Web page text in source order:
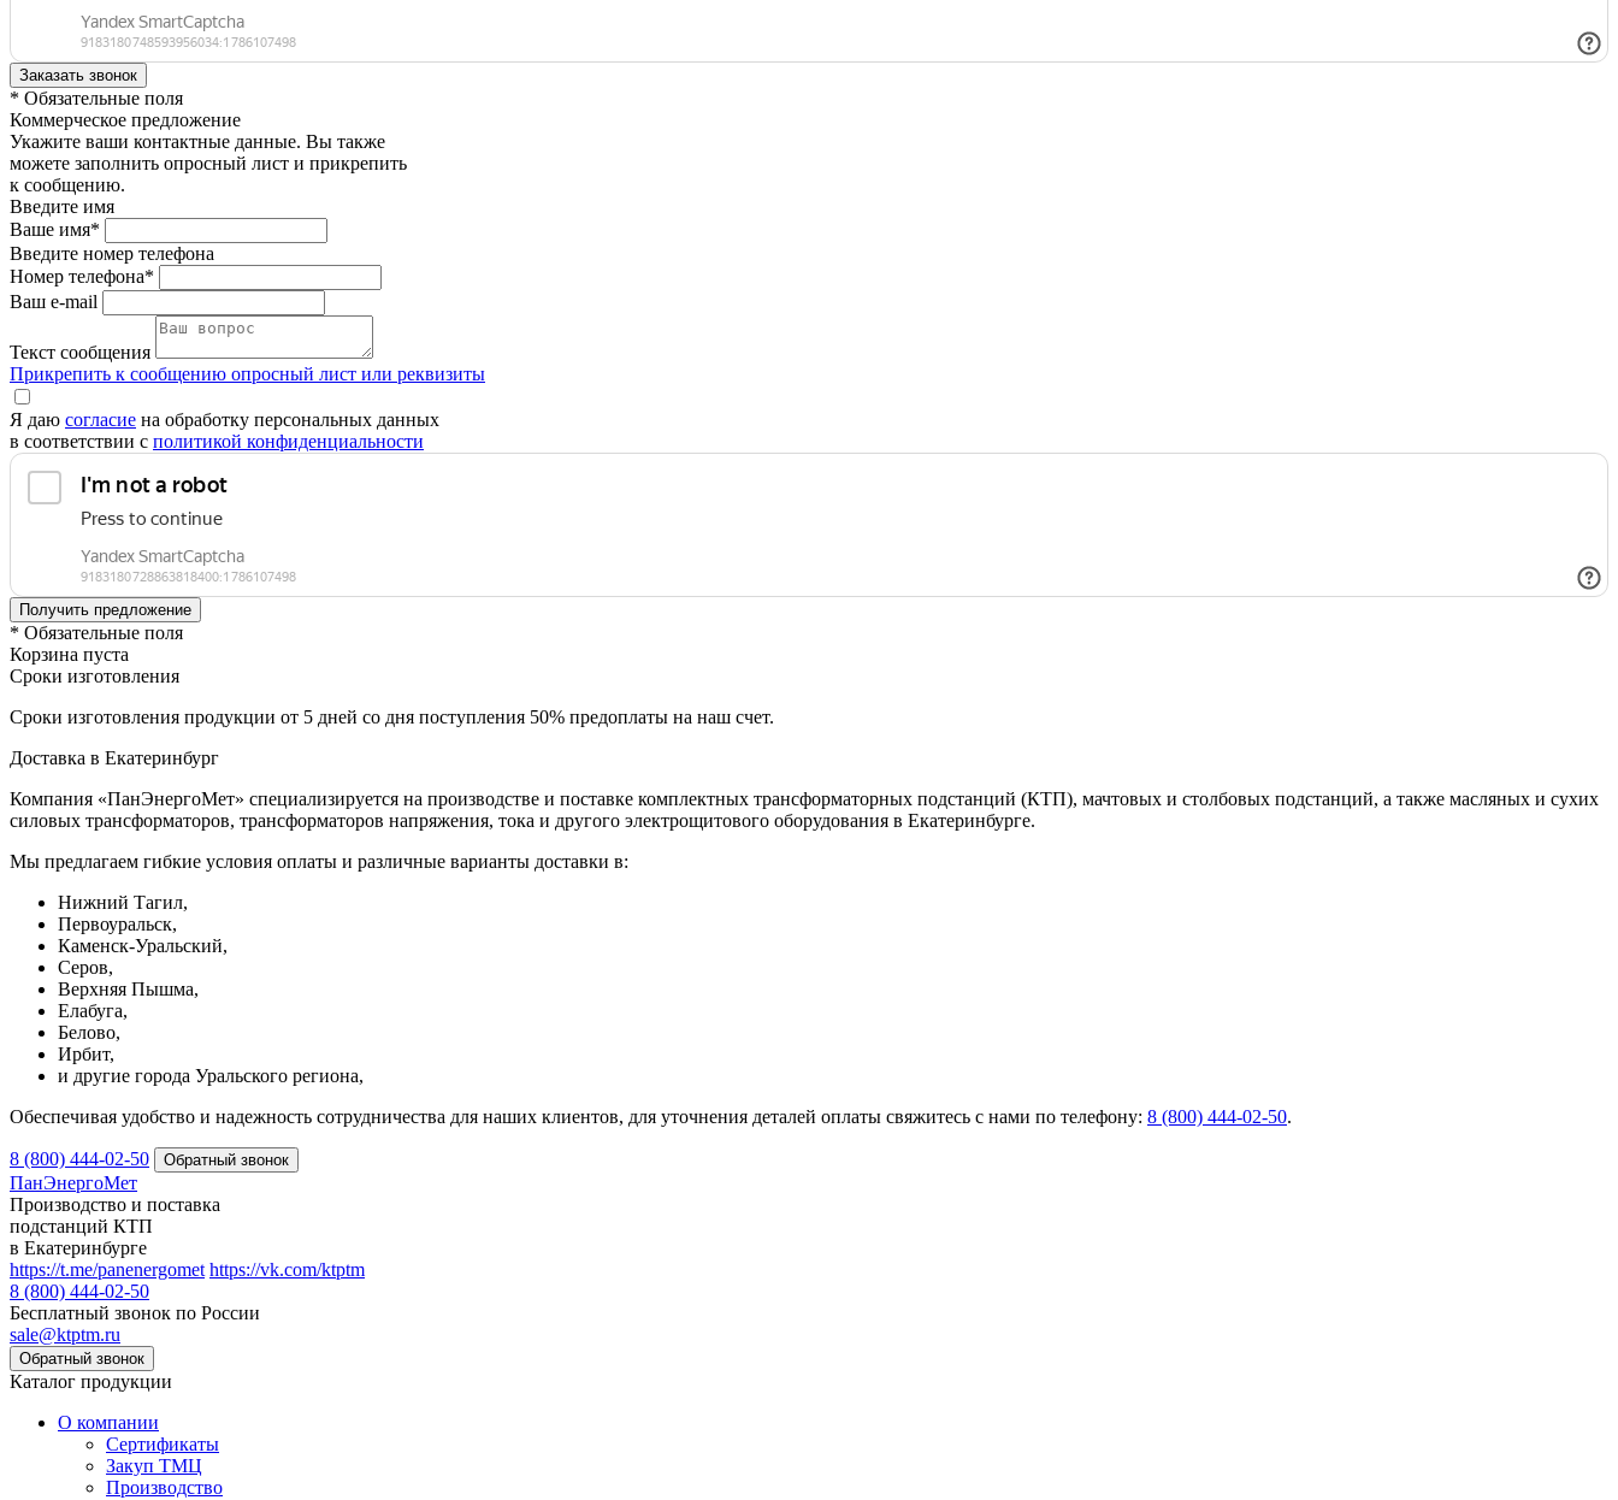
* Обязательные поля
Коммерческое предложение
Укажите ваши контактные данные. Вы также
можете заполнить опросный лист и прикрепить
к сообщению.
Введите имя
Ваше имя*
Введите номер телефона
Номер телефона*
Ваш e-mail
Текст сообщения
Прикрепить к сообщению опросный лист или реквизиты
Я даю согласие на обработку персональных данных
в соответствии с политикой конфиденциальности
* Обязательные поля
Корзина пуста
Сроки изготовления
Сроки изготовления продукции от 5 дней со дня поступления 50% предоплаты на наш счет.
Доставка в Екатеринбург
Компания «ПанЭнергоМет» специализируется на производстве и поставке комплектных трансформаторных подстанций (КТП), мачтовых и столбовых подстанций, а также масляных и сухих
силовых трансформаторов, трансформаторов напряжения, тока и другого электрощитового оборудования в Екатеринбурге.
Мы предлагаем гибкие условия оплаты и различные варианты доставки в:
Нижний Тагил,
Первоуральск,
Каменск-Уральский,
Серов,
Верхняя Пышма,
Елабуга,
Белово,
Ирбит,
и другие города Уральского региона,
Обеспечивая удобство и надежность сотрудничества для наших клиентов, для уточнения деталей оплаты свяжитесь с нами по телефону: 8 (800) 444-02-50.
8 (800) 444-02-50
ПанЭнергоМет
Производство и поставка
подстанций КТП
в Екатеринбурге
https://t.me/panenergomet https://vk.com/ktptm
8 (800) 444-02-50
Бесплатный звонок по России
sale@ktptm.ru
Каталог продукции
О компании
Сертификаты
Закуп ТМЦ
Производство